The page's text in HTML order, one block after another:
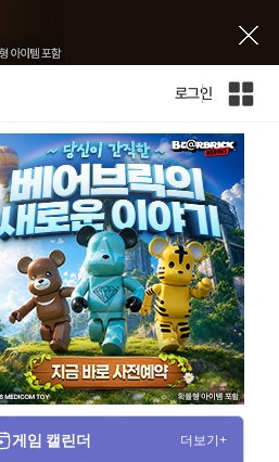
로그인
인
사
이
트
맵
게임 캘린더 더보기+